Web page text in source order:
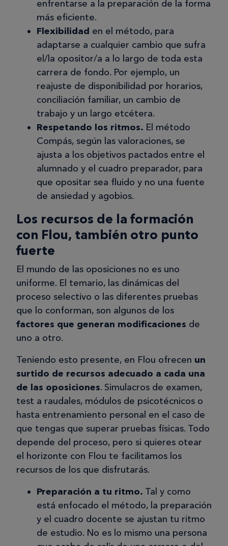
asociados de deportes para preparar
las pruebas físicas. Tuve que buscarme
un gimnasio en el que entrenar, pero
bueno, que sea este el mal mayor…
M
Martina
22/09/2025
No tengo queja de momento,
contenta
Estoy con las opos a maestra infantil y
tutora da recomendaciones basadas
en la propia experiencia de otros
alumnos sobre cómo enfrentarse al
examen, sobre todo la parte de
exponer la unidad didáctica ante el
tribunal. También, me ha hecho un
plan de estudio personalizado, con los
temas que debo estudiar cada
semana y me hace una valoración
expongo las dudas. Llevo cuatro
meses, y por el momento no tengo
queja alguna.
JS
José S
17/09/2025
mejoraría un poco el ritmo
Estoy con las oposiciones para ser
ayudante de instituciones
enfrentarse a la preparación de la forma
más eficiente.
Flexibilidad en el método, para
adaptarse a cualquier cambio que sufra
el/la opositor/a a lo largo de toda esta
carrera de fondo. Por ejemplo, un
reajuste de disponibilidad por horarios,
conciliación familiar, un cambio de
trabajo y un largo etcétera.
Respetando los ritmos. El método
Compás, según las valoraciones, se
ajusta a los objetivos pactados entre el
alumnado y el cuadro preparador, para
que opositar sea fluido y no una fuente
de ansiedad y agobios.
Los recursos de la formación
con Flou, también otro punto
fuerte
El mundo de las oposiciones no es uno
uniforme. El temario, las dinámicas del
proceso selectivo o las diferentes pruebas
que lo conforman, son algunos de los
factores que generan modificaciones de
uno a otro.
Teniendo esto presente, en Flou ofrecen un
surtido de recursos adecuado a cada una
de las oposiciones. Simulacros de examen,
test a raudales, módulos de psicotécnicos o
hasta entrenamiento personal en el caso de
que tengas que superar pruebas físicas. Todo
depende del proceso, pero si quieres otear
el horizonte con Flou te facilitamos los
recursos de los que disfrutarás.
Preparación a tu ritmo. Tal y como
está enfocado el método, la preparación
y el cuadro docente se ajustan tu ritmo
de estudio. No es lo mismo una persona